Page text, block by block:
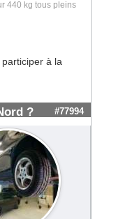
440 kg tous pleins
participer à la
? #77994